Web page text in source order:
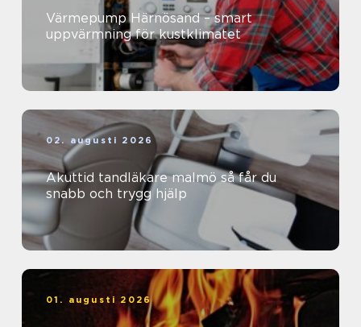
Värmepump Härnösand – smart
uppvärmning för kustklimatet
02. augusti 2026
Akuttid tandläkare malmö så får du
snabb och trygg hjälp
01. augusti 2026